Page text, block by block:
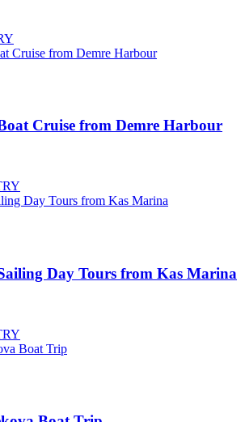
Cruise from Demre Harbour
Day Tours from Kas Marina